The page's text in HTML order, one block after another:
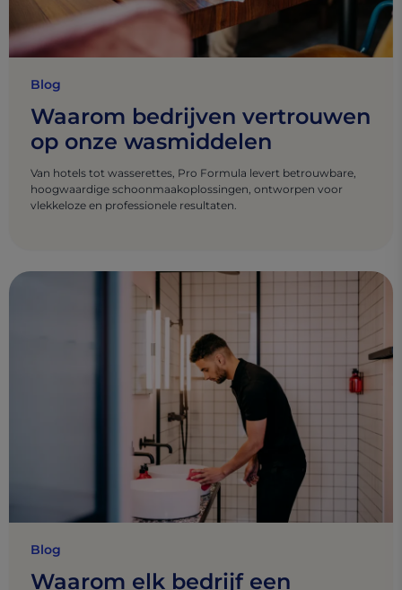
Blog
Waarom bedrijven vertrouwen
op onze wasmiddelen
Van hotels tot wasserettes, Pro Formula levert betrouwbare,
hoogwaardige schoonmaakoplossingen, ontworpen voor
vlekkeloze en professionele resultaten.
Blog
Waarom elk bedrijf een